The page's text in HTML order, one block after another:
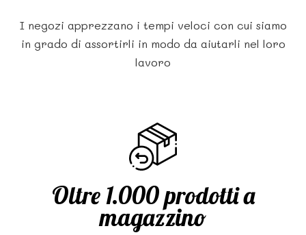
I negozi apprezzano i tempi veloci con cui siamo
in grado di assortirli in modo da aiutarli nel loro
lavoro
Oltre 1.000 prodotti a
magazzino